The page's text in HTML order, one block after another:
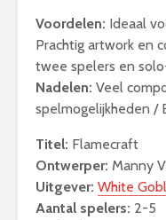
Voordelen: Ideaal
Prachtig artwork en
twee spelers en
Nadelen: Veel
spelmogelijkheden /
Titel: Flamecraft
Ontwerper: Manny
Uitgever: White
Aantal spelers: 2-5